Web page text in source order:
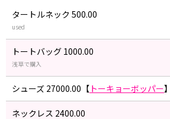
タートルネック 500.00
used
トートバッグ 1000.00
浅草で購入
シューズ 27000.00【 トーキョーボッパー】
ネックレス 2400.00